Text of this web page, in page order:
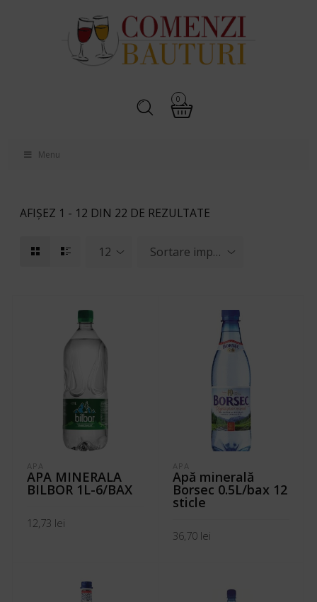
0
Menu
AFIȘEZ 1 - 12 DIN 22 DE REZULTATE
12 Sortare implicită
APA
APA MINERALA
BILBOR 1L-6/BAX
12,73 lei
APA
Apă minerală
Borsec 0.5L/bax 12
sticle
36,70 lei